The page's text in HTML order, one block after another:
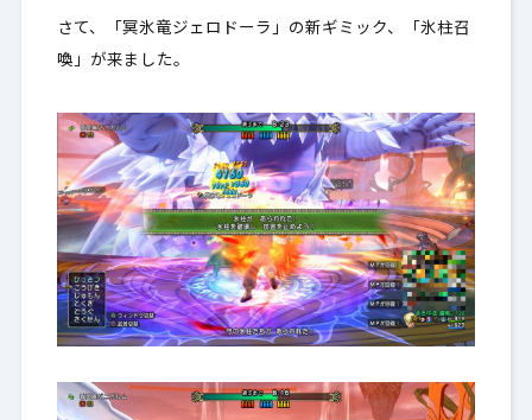
さて、「冥氷竜ジェロドーラ」の新ギミック、「氷柱召
喚」が来ました。